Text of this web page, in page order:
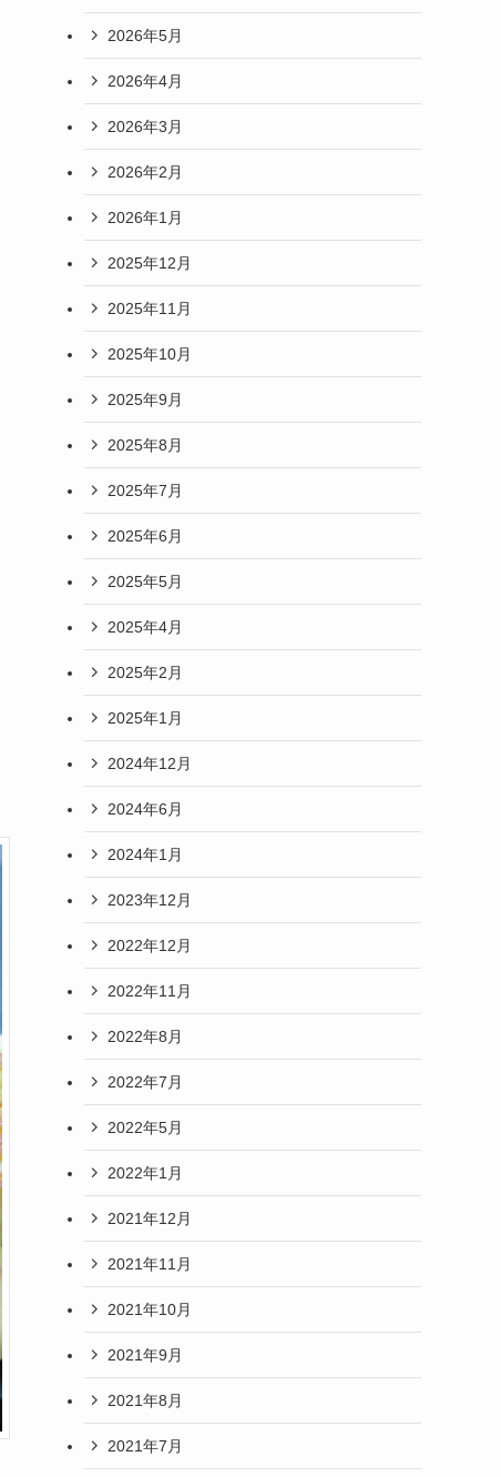
2026年5月
2026年4月
2026年3月
2026年2月
2026年1月
2025年12月
2025年11月
2025年10月
2025年9月
2025年8月
2025年7月
2025年6月
2025年5月
2025年4月
2025年2月
2025年1月
2024年12月
2024年6月
2024年1月
2023年12月
2022年12月
2022年11月
2022年8月
2022年7月
2022年5月
2022年1月
2021年12月
2021年11月
2021年10月
2021年9月
2021年8月
2021年7月